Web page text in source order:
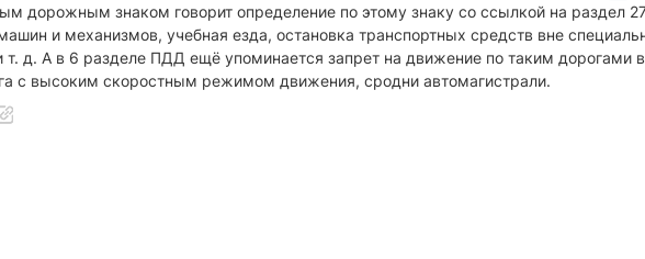
дорожным знаком говорит определение по этому знаку со ссылкой на раздел
и механизмов, учебная езда, остановка транспортных средств вне
д. А в 6 разделе ПДД ещё упоминается запрет на движение по таким дорогами
с высоким скоростным режимом движения, сродни автомагистрали.